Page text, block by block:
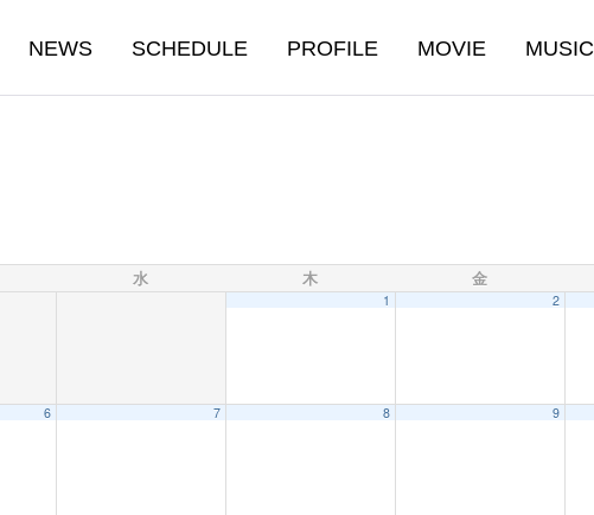
NEWS SCHEDULE PROFILE MOVIE MUSIC
水 木 金
1 2
6 7 8 9